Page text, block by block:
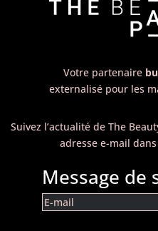
Votre partenaire
externalisé pour les
Suivez l’actualité de The
adresse e-mail
Message de